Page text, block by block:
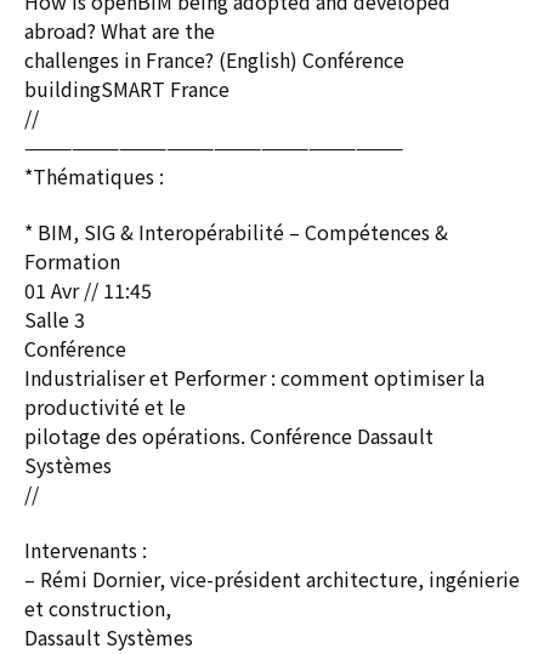
abroad? What are the
challenges in France? (English) Conférence
buildingSMART France
//
————————————————————————
*Thématiques :
* BIM, SIG & Interopérabilité – Compétences &
Formation
01 Avr // 11:45
Salle 3
Conférence
Industrialiser et Performer : comment optimiser la
productivité et le
pilotage des opérations. Conférence Dassault
Systèmes
//
Intervenants :
– Rémi Dornier, vice-président architecture, ingénierie
et construction,
Dassault Systèmes